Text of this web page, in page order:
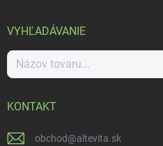
VYHĽADÁVANIE
KONTAKT
obchod@altevita.sk